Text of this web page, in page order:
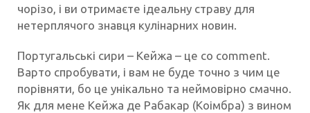
чорізо, і ви отримаєте ідеальну страву для
нетерплячого знавця кулінарних новин.
Португальські сири – Кейжа – це co comment.
Варто спробувати, і вам не буде точно з чим це
порівняти, бо це унікально та неймовірно смачно.
Як для мене Кейжа де Рабакар (Коімбра) з вином